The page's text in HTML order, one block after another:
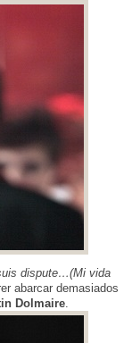
dispute…(Mi vida
abarcar demasiados
Dolmaire.